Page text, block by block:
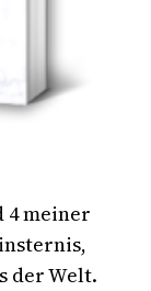
4 meiner
der Welt.